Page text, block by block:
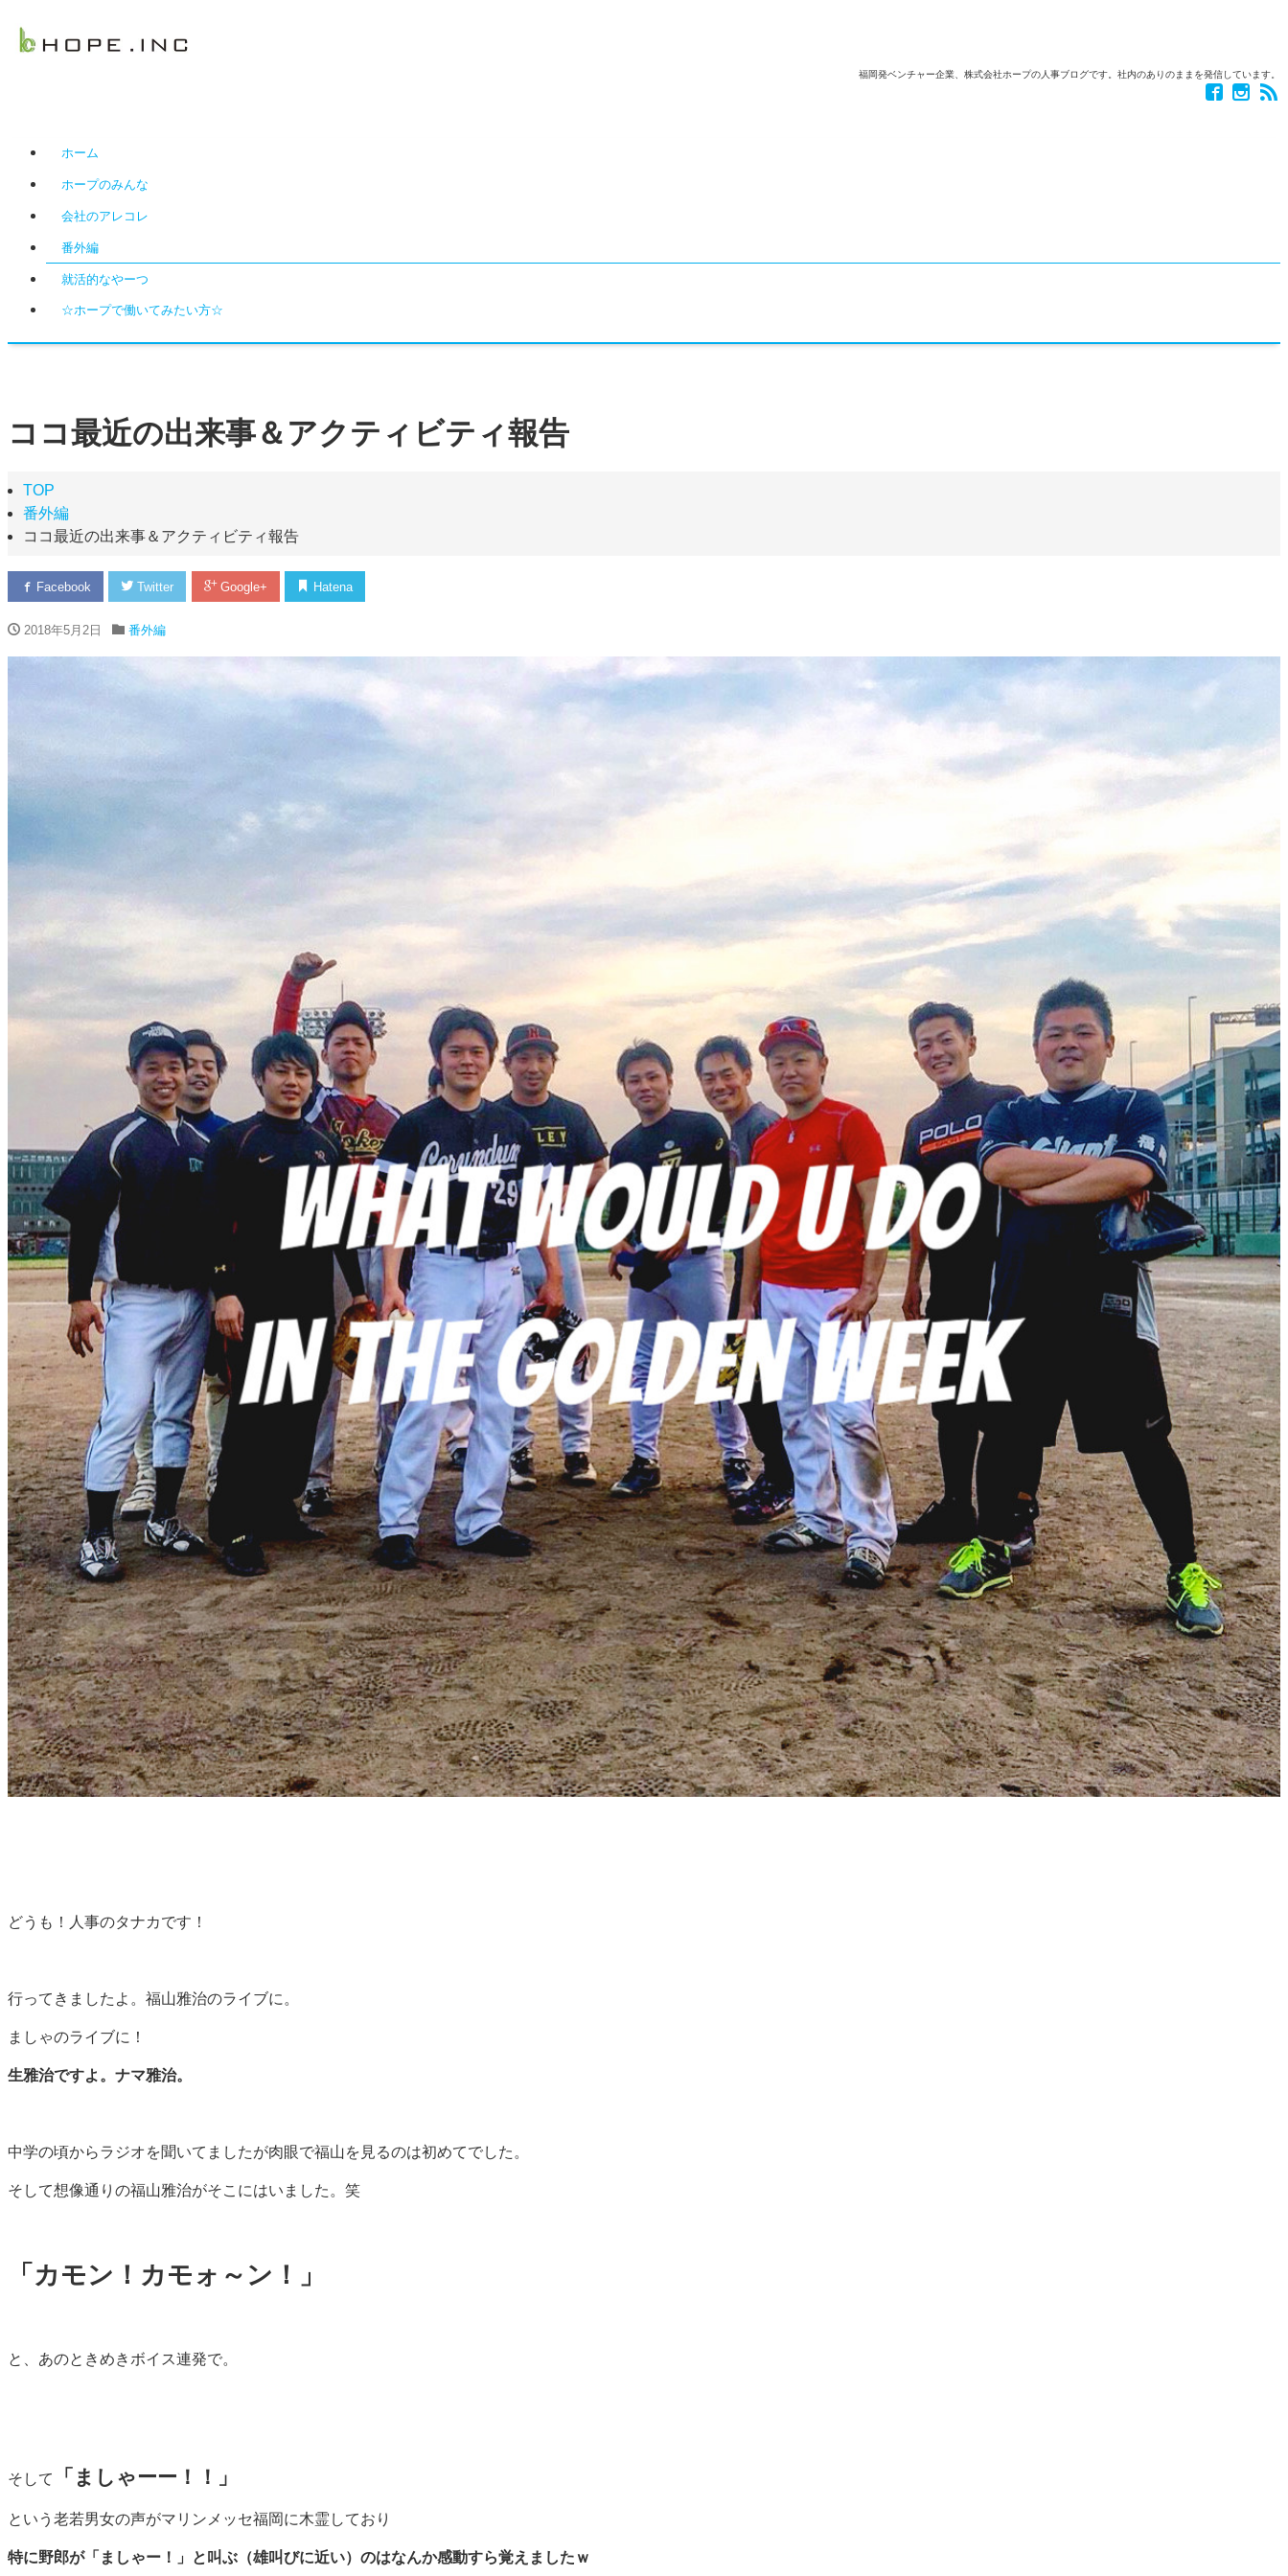
福岡発ベンチャー企業、株式会社ホープの人事ブログです。社内のありのままを発信しています。
ホーム
ホープのみんな
会社のアレコレ
番外編
就活的なやーつ
☆ホープで働いてみたい方☆
ココ最近の出来事＆アクティビティ報告
TOP
番外編
ココ最近の出来事＆アクティビティ報告
Facebook Twitter Google+ Hatena
2018年5月2日 番外編
どうも！人事のタナカです！
行ってきましたよ。福山雅治のライブに。
ましゃのライブに！
生雅治ですよ。ナマ雅治。
中学の頃からラジオを聞いてましたが肉眼で福山を見るのは初めてでした。
そして想像通りの福山雅治がそこにはいました。笑
「カモン！カモォ～ン！ 」
と、あのときめきボイス連発で。
そして 「ましゃーー！！」
という老若男女の声がマリンメッセ福岡に木霊しており
特に野郎が「ましゃー！」と叫ぶ（雄叫びに近い）のはなんか感動すら覚えましたｗ